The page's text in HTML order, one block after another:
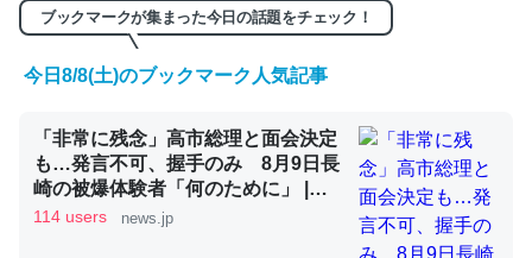
くらい。小説でいう「ずっと前の伏線」は回収されないけ
ど、短期記憶というには多い分量。進化すればするほど分
かりやすく強くなりそう
─GPTの仕組みと限界についての考察（１） - conceptualization
ブックマークが集まった今日の話題をチェック！
今日8/8(土)のブックマーク人気記事
「非常に残念」高市総理と面会決定
も…発言不可、握手のみ 8月9日長
崎の被爆体験者「何のために」 |
NEWSjp
114 users news.jp